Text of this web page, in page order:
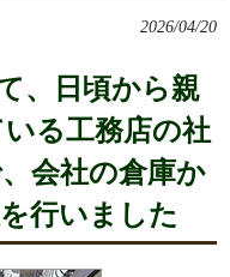
2026/04/20
、日頃から親
る工務店の社
会社の倉庫か
行いました